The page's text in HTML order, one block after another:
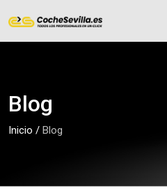
Blog
Inicio / Blog